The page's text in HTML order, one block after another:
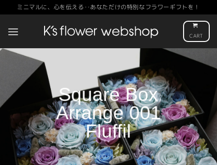
to
content
ミニマルに、心を伝える‥あなただけの特別なフラワーギフトを！
CART
Square Box
Arrange 001
Fluffil
¥8,800 - 13,200